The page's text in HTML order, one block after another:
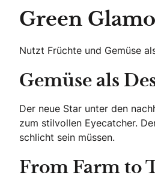
Green
Nutzt Früchte und Gemüse
Gemüse als
Der neue Star unter den
zum stilvollen Eyecatcher.
schlicht sein müssen.
From Farm to